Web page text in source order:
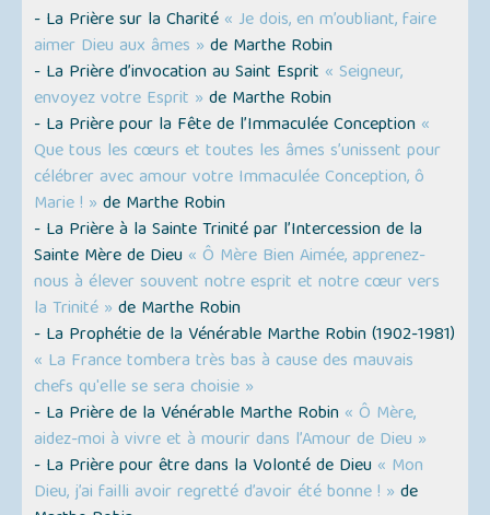
- La Prière sur la Charité « Je dois, en m’oubliant, faire
aimer Dieu aux âmes » de Marthe Robin
- La Prière d’invocation au Saint Esprit « Seigneur,
envoyez votre Esprit » de Marthe Robin
- La Prière pour la Fête de l’Immaculée Conception «
Que tous les cœurs et toutes les âmes s’unissent pour
célébrer avec amour votre Immaculée Conception, ô
Marie ! » de Marthe Robin
- La Prière à la Sainte Trinité par l’Intercession de la
Sainte Mère de Dieu « Ô Mère Bien Aimée, apprenez-
nous à élever souvent notre esprit et notre cœur vers
la Trinité » de Marthe Robin
- La Prophétie de la Vénérable Marthe Robin (1902-1981)
« La France tombera très bas à cause des mauvais
chefs qu'elle se sera choisie »
- La Prière de la Vénérable Marthe Robin « Ô Mère,
aidez-moi à vivre et à mourir dans l’Amour de Dieu »
- La Prière pour être dans la Volonté de Dieu « Mon
Dieu, j’ai failli avoir regretté d’avoir été bonne ! » de